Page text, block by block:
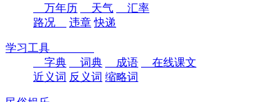
万年历
天气
汇率
路况
违章 快递
学习工具
字典
词典 成语
在线课文
近义词 反义词 缩略词